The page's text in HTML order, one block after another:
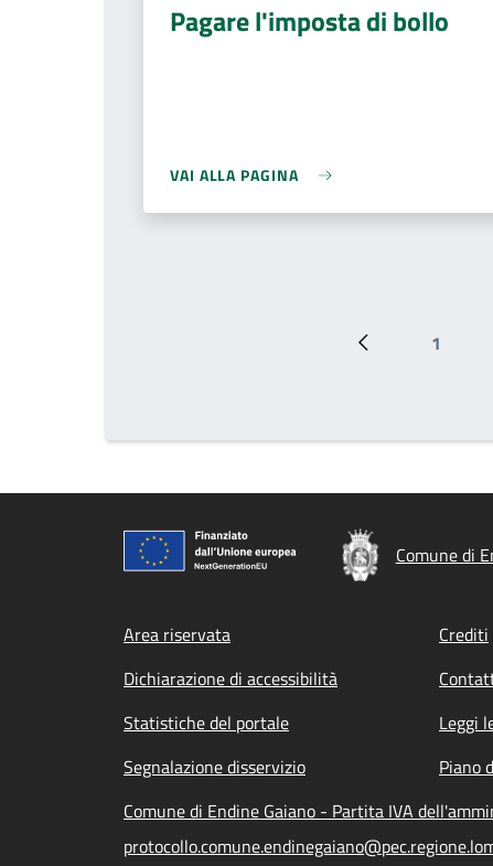
Pagare l'imposta di bollo
VAI ALLA PAGINA
Pagina Pagina
1
Comune di
Footer menu
Area riservata Crediti
Dichiarazione di accessibilità
Statistiche del portale
Leggi
Segnalazione disservizio
Piano
Comune di Endine Gaiano - Partita IVA